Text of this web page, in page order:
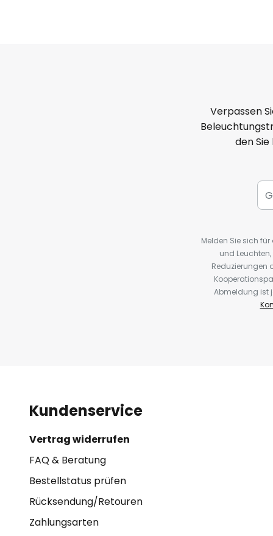
Verpassen
den
Melden Sie sich
und
Reduzierungen
Abmeldung ist
Kundenservice
Vertrag widerrufen
FAQ & Beratung
Bestellstatus prüfen
Rücksendung/Retouren
Zahlungsarten